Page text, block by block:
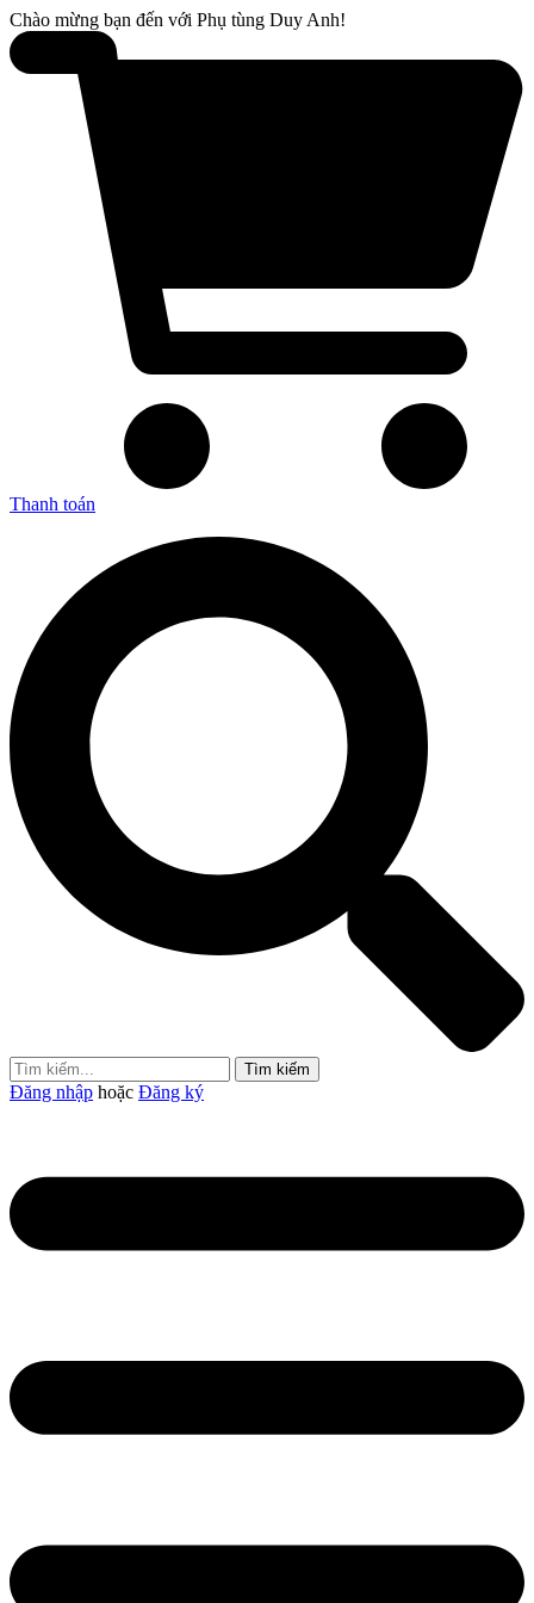
Chào mừng bạn đến với Phụ tùng Duy Anh!
Thanh toán
Tìm kiếm
Đăng nhập hoặc Đăng ký